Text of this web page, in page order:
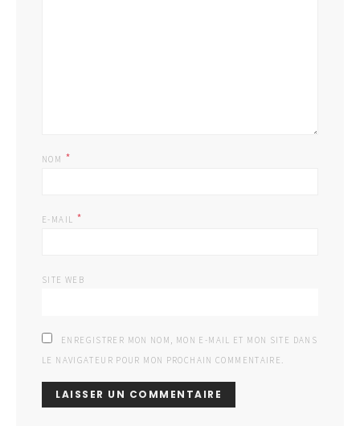
NOM *
E-MAIL *
SITE WEB
ENREGISTRER MON NOM, MON E-MAIL ET MON SITE DANS
LE NAVIGATEUR POUR MON PROCHAIN COMMENTAIRE.